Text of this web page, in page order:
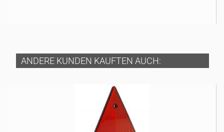
ANDERE KUNDEN KAUFTEN AUCH: